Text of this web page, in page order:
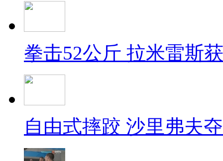
拳击52公斤 拉米雷斯
自由式摔跤 沙里弗夫